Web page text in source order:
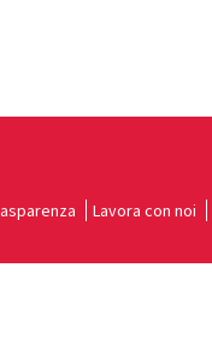
Lavora con noi